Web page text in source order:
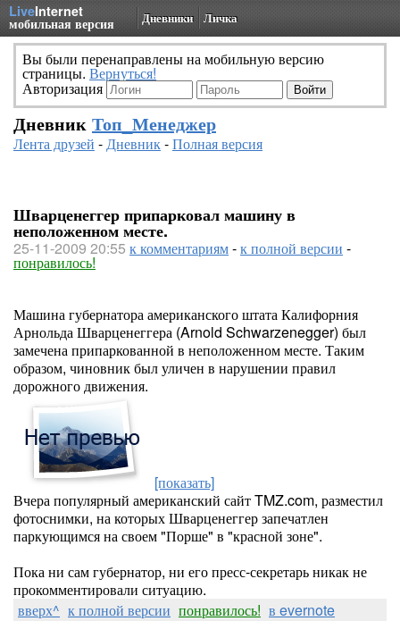
LiveInternet
мобильная версия Дневники Личка
Вы были перенаправлены на мобильную версию
страницы. Вернуться!
Авторизация
Дневник Топ_Менеджер
Лента друзей -Дневник-Полная версия
Шварценеггер припарковал машину в
неположенном месте.
25-11-2009 20:55 к комментариям-к полной версии -
понравилось!
Машина губернатора американского штата Калифорния
Арнольда Шварценеггера (Arnold Schwarzenegger) был
замечена припаркованной в неположенном месте. Таким
образом, чиновник был уличен в нарушении правил
дорожного движения.
[показать]
Вчера популярный американский сайт TMZ.com, разместил
фотоснимки, на которых Шварценеггер запечатлен
паркующимся на своем "Порше" в "красной зоне".
Пока ни сам губернатор, ни его пресс-секретарь никак не
прокомментировали ситуацию.
вверх^ к полной версии понравилось! в evernote